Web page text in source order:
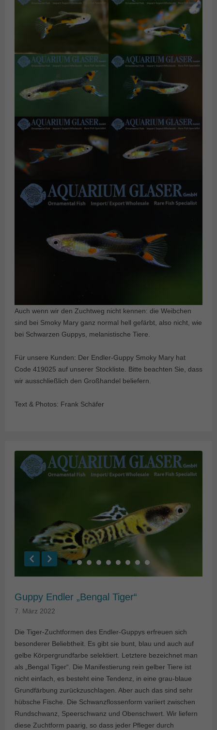
Auch wenn wir den Zuchtweg nicht kennen: die Weibchen
sind bei Smoky Mary ganz normal hell gefärbt, also nicht, wie
bei Schwarzen Guppys, melanistische Tiere.
Für unsere Kunden: Der Endler-Guppy Smoky Mary hat
Code 419025 auf unserer Stockliste. Bitte beachten Sie, dass
wir ausschließlich den Großhandel beliefern.
Text & Photos: Frank Schäfer
Guppy Endler „Bengal Tiger“
7. März 2022
Die Tiger-Zuchtformen des Endler-Guppys erfreuen sich
besonderer Beliebtheit. Es gibt sie bunt, blau und auch auf
gelbe Körpergrundfarbe selektiert. Letztere bezeichnet man
als „Bengal Tiger“. Die Manifestierung rein gelber Tiere ist
nicht einfach, es besteht eine Tendenz, in eine grau-blaue
Grundfärbung zurückzuschlagen. Aber auch das sind sehr
hübsche Fische. Die Schwanzflossenform variiert zwischen
Rundschwanz, Speerschwanz und Obenschwert. Wir liefern
diese Zuchtform paarig, so dass jeder Pfleger durch